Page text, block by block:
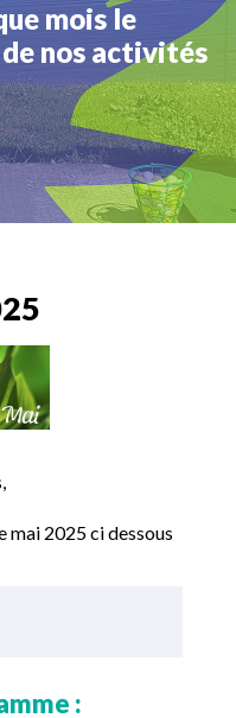
mois le
nos activités
mai 2025 ci dessous
: